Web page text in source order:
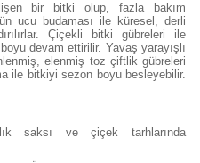
bir bitki olup, fazla bakım
ucu budaması ile küresel, derli
Çiçekli bitki gübreleri ile
devam ettirilir. Yavaş yarayışlı
elenmiş toz çiftlik gübreleri
ile bitkiyi sezon boyu besleyebilir.
saksı ve çiçek tarhlarında